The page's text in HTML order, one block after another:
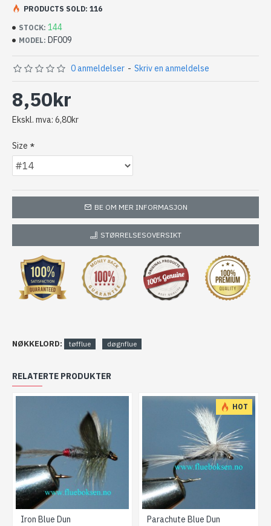
sesongen, selv om den er mest brukt under
døgnflueklekkinger i elver.
Krok: Kumho,Mustad
STOCK: 144
MODEL: DF009
PRODUCTS SOLD: 116
0 anmeldelser - Skriv en anmeldelse
8,50kr
Ekskl. mva: 6,80kr
Size
BE OM MER INFORMASJON
STØRRELSESOVERSIKT
NØKKELORD: tøfflue døgnflue
RELATERTE PRODUKTER
Iron Blue Dun
HOT
Parachute Blue Dun